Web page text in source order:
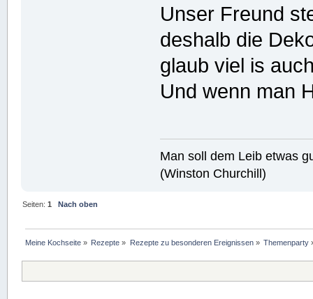
Unser Freund
deshalb die
glaub viel is
Und wenn man
Man soll dem Leib etwas
(Winston Churchill)
Seiten:1 Nach oben
Meine Kochseite » Rezepte » Rezepte zu besonderen Ereignissen» Themenparty